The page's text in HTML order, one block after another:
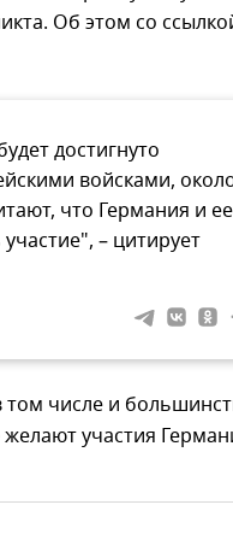
Об этом со
достигнуто
войсками,
что Германия и ее
– цитирует
том числе и
участия